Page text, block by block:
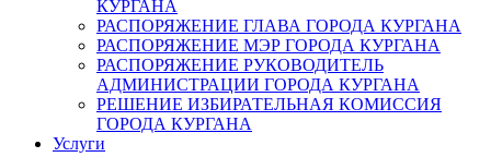
КУРГАНА
РАСПОРЯЖЕНИЕ ГЛАВА ГОРОДА КУРГАНА
РАСПОРЯЖЕНИЕ МЭР ГОРОДА КУРГАНА
РАСПОРЯЖЕНИЕ РУКОВОДИТЕЛЬ
АДМИНИСТРАЦИИ ГОРОДА КУРГАНА
РЕШЕНИЕ ИЗБИРАТЕЛЬНАЯ КОМИССИЯ
ГОРОДА КУРГАНА
Услуги